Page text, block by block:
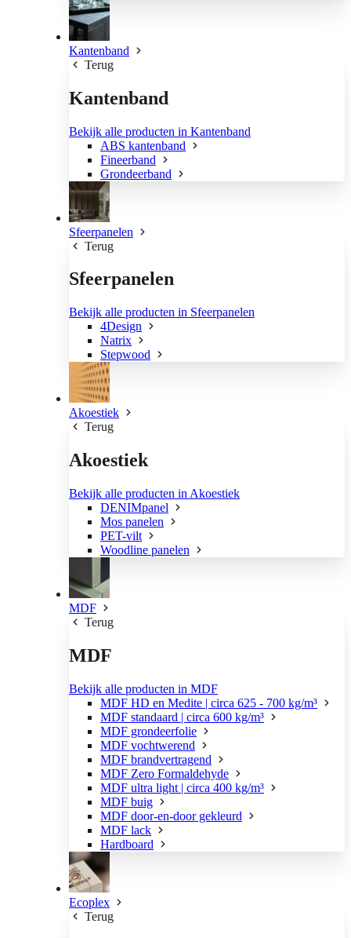
Kantenband
Terug
Kantenband
Bekijk alle producten in Kantenband
ABS kantenband
Fineerband
Grondeerband
Sfeerpanelen
Terug
Sfeerpanelen
Bekijk alle producten in Sfeerpanelen
4Design
Natrix
Stepwood
Akoestiek
Terug
Akoestiek
Bekijk alle producten in Akoestiek
DENIMpanel
Mos panelen
PET-vilt
Woodline panelen
MDF
Terug
MDF
Bekijk alle producten in MDF
MDF HD en Medite | circa 625 - 700 kg/m³
MDF standaard | circa 600 kg/m³
MDF grondeerfolie
MDF vochtwerend
MDF brandvertragend
MDF Zero Formaldehyde
MDF ultra light | circa 400 kg/m³
MDF buig
MDF door-en-door gekleurd
MDF lack
Hardboard
Ecoplex
Terug